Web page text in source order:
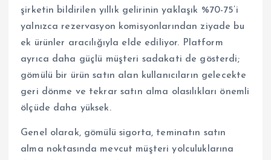
şirketin bildirilen yıllık gelirinin yaklaşık %70-75’i
yalnızca rezervasyon komisyonlarından ziyade bu
ek ürünler aracılığıyla elde ediliyor. Platform
ayrıca daha güçlü müşteri sadakati de gösterdi;
gömülü bir ürün satın alan kullanıcıların gelecekte
geri dönme ve tekrar satın alma olasılıkları önemli
ölçüde daha yüksek.
Genel olarak, gömülü sigorta, teminatın satın
alma noktasında mevcut müşteri yolculuklarına